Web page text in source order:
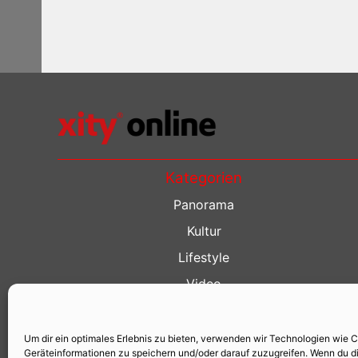
Um dir ein optimales Erlebnis zu bieten, verwenden wir Technologien wie
Geräteinformationen zu speichern und/oder darauf zuzugreifen. Wenn du
Kategorien
Panorama
Kultur
Lifestyle
Video
Kino Guide